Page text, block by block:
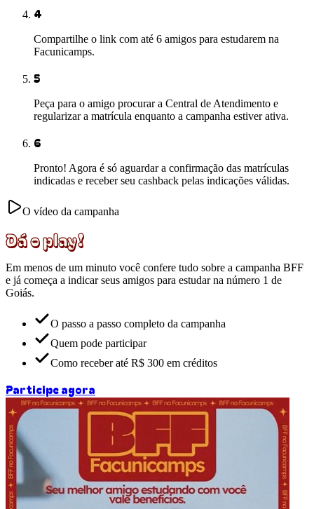
4
Compartilhe o link com até 6 amigos para estudarem na
Facunicamps.
5
Peça para o amigo procurar a Central de Atendimento e
regularizar a matrícula enquanto a campanha estiver ativa.
6
Pronto! Agora é só aguardar a confirmação das matrículas
indicadas e receber seu cashback pelas indicações válidas.
O vídeo da campanha
Dá o play!
Em menos de um minuto você confere tudo sobre a campanha BFF
e já começa a indicar seus amigos para estudar na número 1 de
Goiás.
O passo a passo completo da campanha
Quem pode participar
Como receber até R$ 300 em créditos
Participe agora